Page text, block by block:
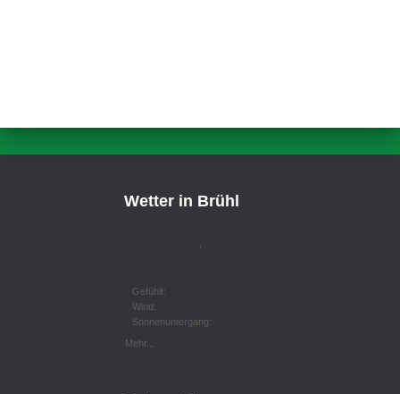
Wetter in Brühl
Gefühlt:
Wind:
Sonnenuntergang:
Mehr...